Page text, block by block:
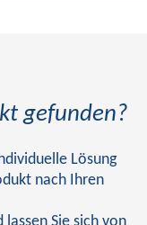
gefunden?
Lösung
nach Ihren